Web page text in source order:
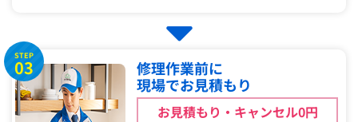
STEP
03
修理作業前に
現場でお見積もり
お見積もり・キャンセル0円